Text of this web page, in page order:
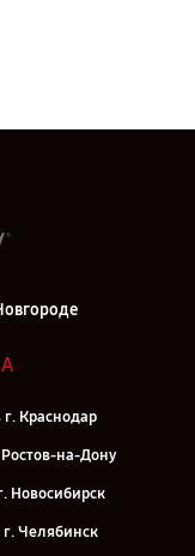
Краснодар
на-Дону
Новосибирск
Челябинск